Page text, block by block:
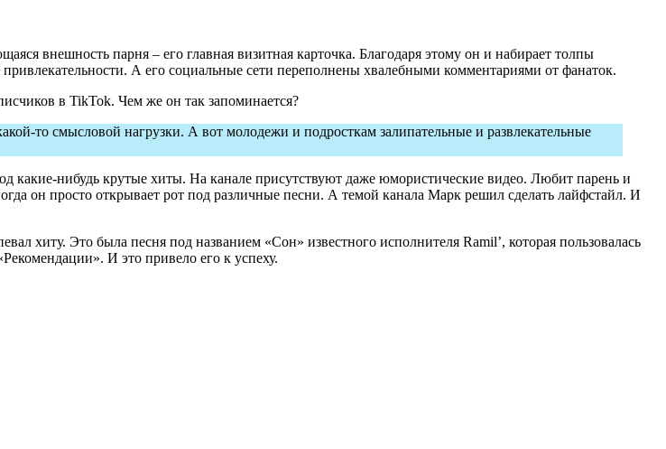
внешность парня – его главная визитная карточка. Благодаря этому он и набирает толпы
А его социальные сети переполнены хвалебными комментариями от фанаток.
в TikTok. Чем же он так запоминается?
то смысловой нагрузки. А вот молодежи и подросткам залипательные и развлекательные
какие-нибудь крутые хиты. На канале присутствуют даже юмористические видео. Любит парень и
он просто открывает рот под различные песни. А темой канала Марк решил сделать лайфстайл. И
хиту. Это была песня под названием «Сон» известного исполнителя Ramil’, которая пользовалась
И это привело его к успеху.